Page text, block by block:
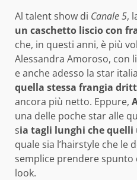
Al talent show di Canale 5,
un caschetto liscio con
che, in questi anni, è più
Alessandra Amoroso, con
e anche adesso la star
quella stessa frangia
ancora più netto. Eppure,
una delle poche star alle
sia tagli lunghi che
quale sia l’hairstyle che le
semplice prendere
look.